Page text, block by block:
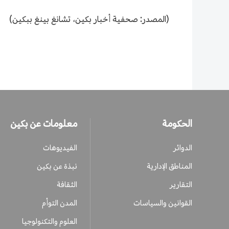
(المصدر: صحفية أخبار بكين، تشانغ بينغ ببكين)
الحكومة
الدوائر
المناطق الإدارية
التقارير
القوانين والسياسات
معلومات عن بكين
الفيديوهات
نبذة عن بكين
الثقافة
المدن التوأم
العلوم والتكنولوجيا